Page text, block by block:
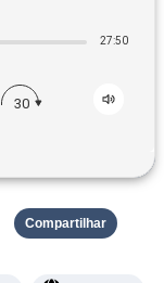
27:50
30
Compartilhar